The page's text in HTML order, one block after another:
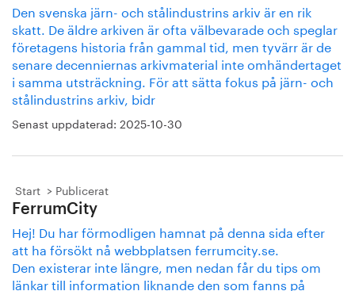
Den svenska järn- och stålindustrins arkiv är en rik
skatt. De äldre arkiven är ofta välbevarade och speglar
före­tagens historia från gammal tid, men tyvärr är de
senare de­cenniernas arkivmaterial inte omhän­dertaget
i samma utsträckning. För att sätta fokus på järn- och
stålindustrins arkiv, bidr
Senast uppdaterad: 2025-10-30
Start Publicerat
FerrumCity
Hej! Du har förmodligen hamnat på denna sida efter
att ha försökt nå webbplatsen ferrumcity.se.
Den existerar inte längre, men nedan får du tips om
länkar till information liknande den som fanns på